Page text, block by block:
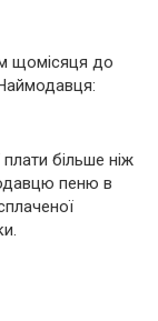
щомісяця до
більше ніж
пеню в